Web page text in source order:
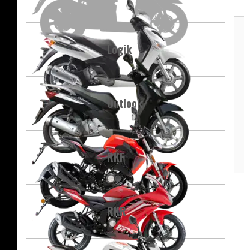
Logik
Outlook
RKF
RKR